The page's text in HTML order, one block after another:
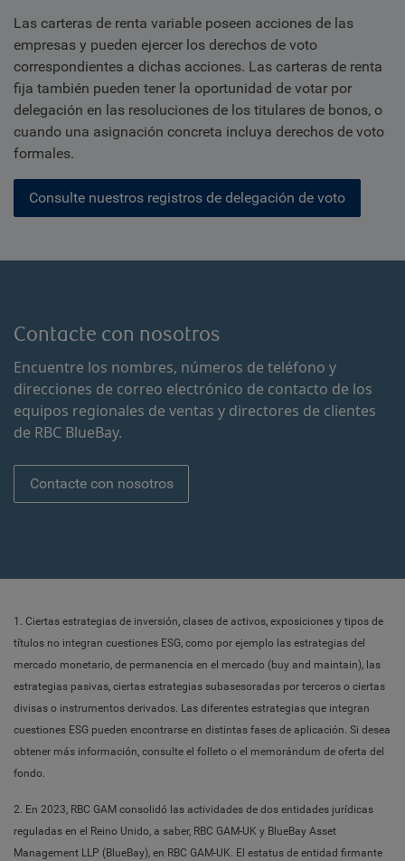
Las carteras de renta variable poseen acciones de las
empresas y pueden ejercer los derechos de voto
correspondientes a dichas acciones. Las carteras de renta
fija también pueden tener la oportunidad de votar por
delegación en las resoluciones de los titulares de bonos, o
cuando una asignación concreta incluya derechos de voto
formales.
Consulte nuestros registros de delegación de voto
Contacte con nosotros
Encuentre los nombres, números de teléfono y
direcciones de correo electrónico de contacto de los
equipos regionales de ventas y directores de clientes
de RBC BlueBay.
Contacte con nosotros
1. Ciertas estrategias de inversión, clases de activos, exposiciones y tipos de
títulos no integran cuestiones ESG, como por ejemplo las estrategias del
mercado monetario, de permanencia en el mercado (buy and maintain), las
estrategias pasivas, ciertas estrategias subasesoradas por terceros o ciertas
divisas o instrumentos derivados. Las diferentes estrategias que integran
cuestiones ESG pueden encontrarse en distintas fases de aplicación. Si desea
obtener más información, consulte el folleto o el memorándum de oferta del
fondo.
2. En 2023, RBC GAM consolidó las actividades de dos entidades jurídicas
reguladas en el Reino Unido, a saber, RBC GAM-UK y BlueBay Asset
Management LLP (BlueBay), en RBC GAM-UK. El estatus de entidad firmante